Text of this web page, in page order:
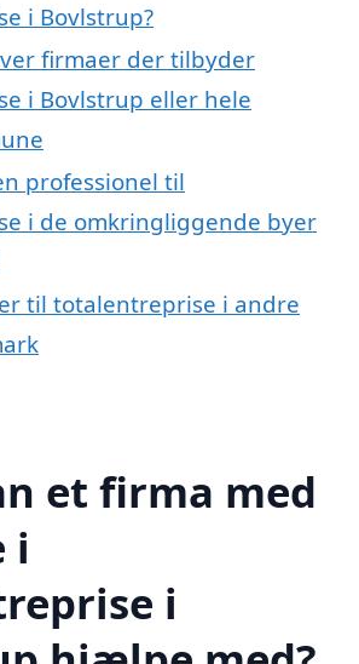
i Bovlstrup?
firmaer der tilbyder
i Bovlstrup eller hele
professionel til
i de omkringliggende byer
til totalentreprise i andre
et firma med
i
i